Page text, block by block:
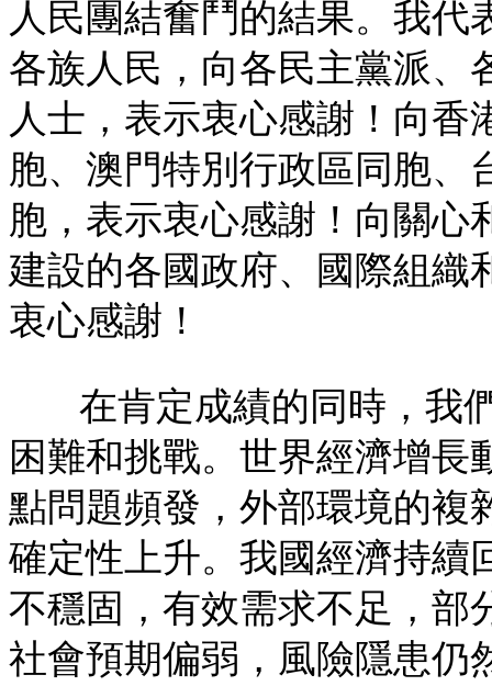
人民團結奮鬥的結果。我代
各族人民，向各民主黨派、
人士，表示衷心感謝！向香
胞、澳門特別行政區同胞、
胞，表示衷心感謝！向關心
建設的各國政府、國際組織
衷心感謝！
在肯定成績的同時，我
困難和挑戰。世界經濟增長
點問題頻發，外部環境的複
確定性上升。我國經濟持續
不穩固，有效需求不足，部
社會預期偏弱，風險隱患仍